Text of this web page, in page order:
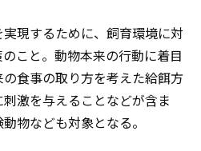
現するために、飼育環境に対
こと。動物本来の行動に着目
食事の取り方を考えた給餌方
激を与えることなどが含ま
物なども対象となる。